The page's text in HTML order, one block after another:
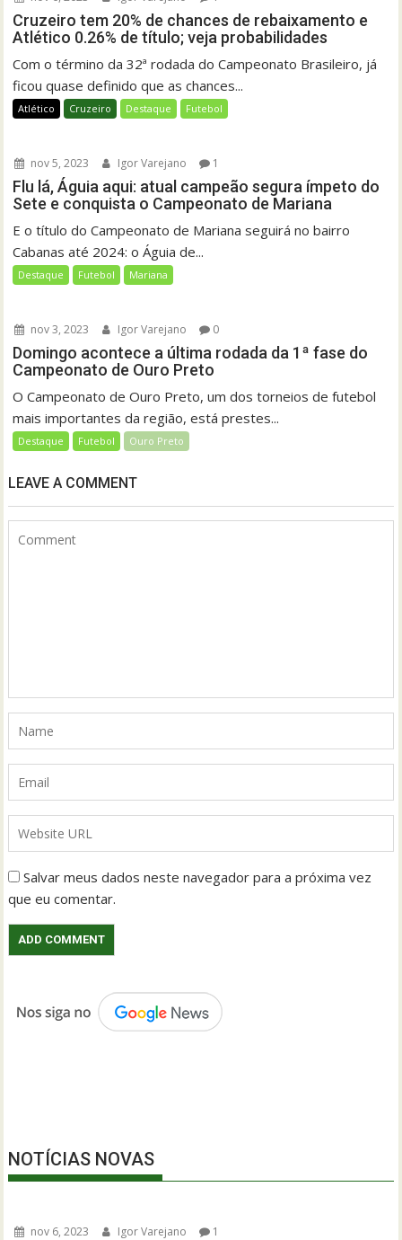
Cruzeiro tem 20% de chances de rebaixamento e
Atlético 0.26% de título; veja probabilidades
Com o término da 32ª rodada do Campeonato Brasileiro, já
ficou quase definido que as chances...
Atlético Cruzeiro Destaque Futebol
nov 5, 2023 Igor Varejano 1
Flu lá, Águia aqui: atual campeão segura ímpeto do
Sete e conquista o Campeonato de Mariana
E o título do Campeonato de Mariana seguirá no bairro
Cabanas até 2024: o Águia de...
Destaque Futebol Mariana
nov 3, 2023 Igor Varejano 0
Domingo acontece a última rodada da 1ª fase do
Campeonato de Ouro Preto
O Campeonato de Ouro Preto, um dos torneios de futebol
mais importantes da região, está prestes...
Destaque Futebol Ouro Preto
LEAVE A COMMENT
Salvar meus dados neste navegador para a próxima vez
que eu comentar.
NOTÍCIAS NOVAS
nov 6, 2023 Igor Varejano 1